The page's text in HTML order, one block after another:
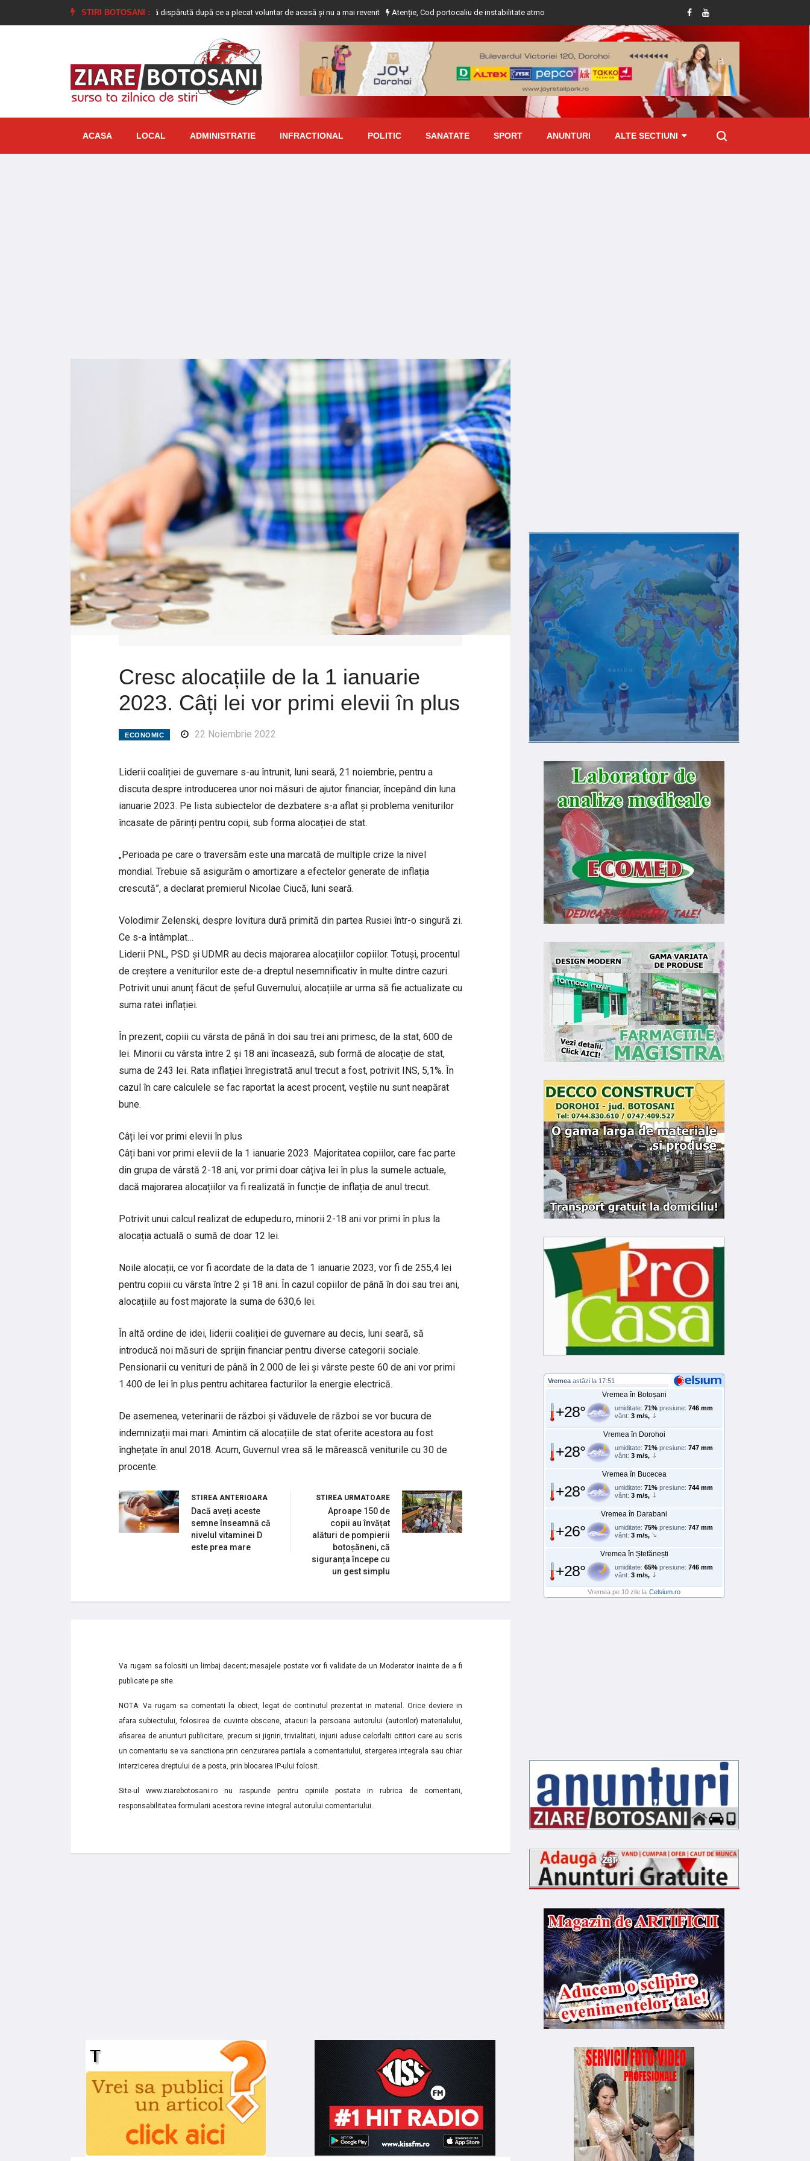
STIRI BOTOSANI :
de 17 ani, din Dimăcheni, dată dispărută după ce a plecat voluntar de acasă și nu a mai revenit Atenție, Cod portocaliu de instabilitate atmosferică pentru județul Botoșani! Femeie prinsă mangă la volan: șoferița de 49 de ani,
ACASA LOCAL ADMINISTRATIE INFRACTIONAL POLITIC SANATATE SPORT ANUNTURI ALTE SECTIUNI
Cresc alocațiile de la 1 ianuarie
2023. Câți lei vor primi elevii în plus
ECONOMIC 22 Noiembrie 2022
Liderii coaliției de guvernare s-au întrunit, luni seară, 21 noiembrie, pentru a
discuta despre introducerea unor noi măsuri de ajutor financiar, începând din luna
ianuarie 2023. Pe lista subiectelor de dezbatere s-a aflat și problema veniturilor
încasate de părinți pentru copii, sub forma alocației de stat.
„Perioada pe care o traversăm este una marcată de multiple crize la nivel
mondial. Trebuie să asigurăm o amortizare a efectelor generate de inflația
crescută”, a declarat premierul Nicolae Ciucă, luni seară.
Volodimir Zelenski, despre lovitura dură primită din partea Rusiei într-o singură zi.
Ce s-a întâmplat…
Liderii PNL, PSD și UDMR au decis majorarea alocațiilor copiilor. Totuși, procentul
de creștere a veniturilor este de-a dreptul nesemnificativ în multe dintre cazuri.
Potrivit unui anunț făcut de șeful Guvernului, alocațiile ar urma să fie actualizate cu
suma ratei inflației.
În prezent, copiii cu vârsta de până în doi sau trei ani primesc, de la stat, 600 de
lei. Minorii cu vârsta între 2 și 18 ani încasează, sub formă de alocație de stat,
suma de 243 lei. Rata inflației înregistrată anul trecut a fost, potrivit INS, 5,1%. În
cazul în care calculele se fac raportat la acest procent, veștile nu sunt neapărat
bune.
Câți lei vor primi elevii în plus
Câți bani vor primi elevii de la 1 ianuarie 2023. Majoritatea copiilor, care fac parte
din grupa de vârstă 2-18 ani, vor primi doar câțiva lei în plus la sumele actuale,
dacă majorarea alocațiilor va fi realizată în funcție de inflația de anul trecut.
Potrivit unui calcul realizat de edupedu.ro, minorii 2-18 ani vor primi în plus la
alocația actuală o sumă de doar 12 lei.
Noile alocații, ce vor fi acordate de la data de 1 ianuarie 2023, vor fi de 255,4 lei
pentru copiii cu vârsta între 2 și 18 ani. În cazul copiilor de până în doi sau trei ani,
alocațiile au fost majorate la suma de 630,6 lei.
În altă ordine de idei, liderii coaliției de guvernare au decis, luni seară, să
introducă noi măsuri de sprijin financiar pentru diverse categorii sociale.
Pensionarii cu venituri de până în 2.000 de lei și vârste peste 60 de ani vor primi
1.400 de lei în plus pentru achitarea facturilor la energie electrică.
De asemenea, veterinarii de război și văduvele de război se vor bucura de
indemnizații mai mari. Amintim că alocațiile de stat oferite acestora au fost
înghețate în anul 2018. Acum, Guvernul vrea să le mărească veniturile cu 30 de
procente.
STIREA ANTERIOARA
Dacă aveți aceste
semne înseamnă că
nivelul vitaminei D
este prea mare
STIREA URMATOARE
Aproape 150 de
copii au învățat
alături de pompierii
botoșăneni, că
siguranța începe cu
un gest simplu
Va rugam sa folositi un limbaj decent; mesajele postate vor fi validate de un Moderator inainte de a fi
publicate pe site.
NOTA: Va rugam sa comentati la obiect, legat de continutul prezentat in material. Orice deviere in
afara subiectului, folosirea de cuvinte obscene, atacuri la persoana autorului (autorilor) materialului,
afisarea de anunturi publicitare, precum si jigniri, trivialitati, injurii aduse celorlalti cititori care au scris
un comentariu se va sanctiona prin cenzurarea partiala a comentariului, stergerea integrala sau chiar
interzicerea dreptului de a posta, prin blocarea IP-ului folosit.
Site-ul www.ziarebotosani.ro nu raspunde pentru opiniile postate in rubrica de comentarii,
responsabilitatea formularii acestora revine integral autorului comentariului.
Vremea astăzi la 17:51
Vremea în Botoșani
+28° umiditate: 71% presiune: 746 mm
vânt: 3 m/s,
Vremea în Dorohoi
+28° umiditate: 71% presiune: 747 mm
vânt: 3 m/s,
Vremea în Bucecea
+28° umiditate: 71% presiune: 744 mm
vânt: 3 m/s,
Vremea în Darabani
+26° umiditate: 75% presiune: 747 mm
vânt: 3 m/s,
Vremea în Ștefănești
+28° umiditate: 65% presiune: 746 mm
vânt: 3 m/s,
Vremea pe 10 zile la Celsium.ro